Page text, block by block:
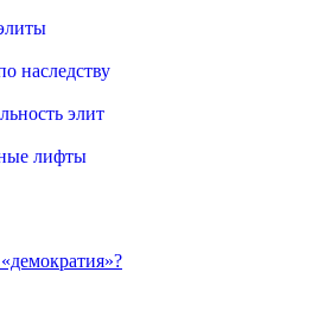
наследству
элит
лифты